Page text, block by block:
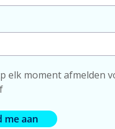
elk moment afmelden
me aan